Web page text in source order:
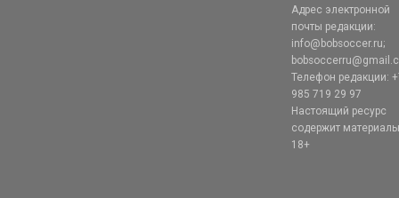
Адрес электронной
почты редакции:
info@bobsoccer.ru;
Телефон редакции:
985 719 29 97
Настоящий ресурс
содержит
18+